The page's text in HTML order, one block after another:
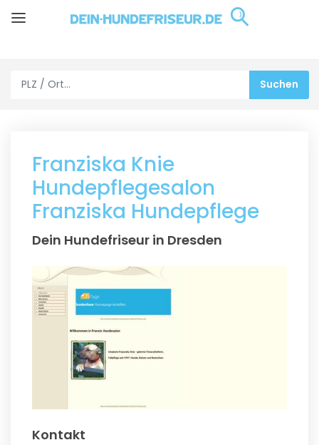
Franziska Knie
Hundepflegesalon
Franziska Hundepflege
Dein Hundefriseur in Dresden
Kontakt